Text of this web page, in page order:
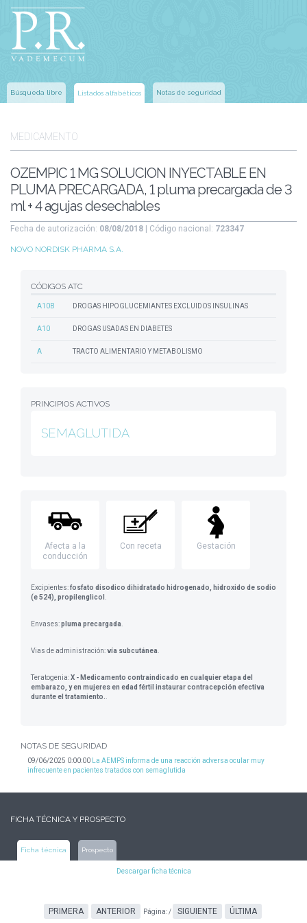
Búsqueda libre Listados alfabéticos Notas de seguridad
MEDICAMENTO
OZEMPIC 1 MG SOLUCION INYECTABLE EN
PLUMA PRECARGADA, 1 pluma precargada de 3
ml + 4 agujas desechables
Fecha de autorización: 08/08/2018 | Código nacional: 723347
NOVO NORDISK PHARMA S.A.
CÓDIGOS ATC
A10B DROGAS HIPOGLUCEMIANTES EXCLUIDOS INSULINAS
A10 DROGAS USADAS EN DIABETES
A TRACTO ALIMENTARIO Y METABOLISMO
PRINCIPIOS ACTIVOS
SEMAGLUTIDA
Afecta a la
conducción
Con receta Gestación
Excipientes:fosfato disodico dihidratado hidrogenado, hidroxido de sodio
(e 524), propilenglicol
Envases:pluma precargada
Vias de administración:vía subcutánea
Teratogenia:X - Medicamento contraindicado en cualquier etapa del
embarazo, y en mujeres en edad fértil instaurar contracepción efectiva
durante el tratamiento.
NOTAS DE SEGURIDAD
09/06/2025 0:00:00
La AEMPS informa de una reacción adversa ocular muy
infrecuente en pacientes tratados con semaglutida
FICHA TÉCNICA Y PROSPECTO
Ficha técnica Prospecto
Descargar ficha técnica
PRIMERA ANTERIOR Página:/ SIGUIENTE ÚLTIMA